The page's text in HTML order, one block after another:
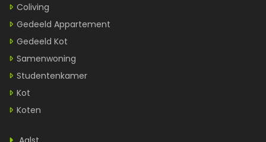
Coliving
Gedeeld Appartement
Gedeeld Kot
Samenwoning
Studentenkamer
Kot
Koten